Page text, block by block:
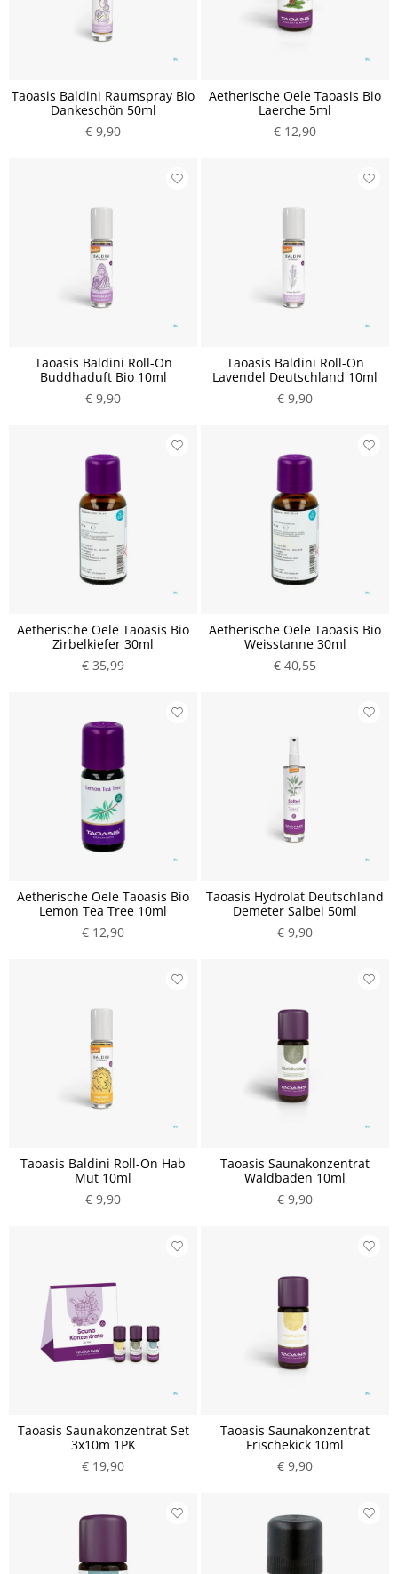
Taoasis Baldini Raumspray Bio
Dankeschön 50ml
€ 9,90
Aetherische Oele Taoasis Bio
Laerche 5ml
€ 12,90
Taoasis Baldini Roll-On
Buddhaduft Bio 10ml
€ 9,90
Taoasis Baldini Roll-On
Lavendel Deutschland 10ml
€ 9,90
Aetherische Oele Taoasis Bio
Zirbelkiefer 30ml
€ 35,99
Aetherische Oele Taoasis Bio
Weisstanne 30ml
€ 40,55
Aetherische Oele Taoasis Bio
Lemon Tea Tree 10ml
€ 12,90
Taoasis Hydrolat Deutschland
Demeter Salbei 50ml
€ 9,90
Taoasis Baldini Roll-On Hab
Mut 10ml
€ 9,90
Taoasis Saunakonzentrat
Waldbaden 10ml
€ 9,90
Taoasis Saunakonzentrat Set
3x10m 1PK
€ 19,90
Taoasis Saunakonzentrat
Frischekick 10ml
€ 9,90